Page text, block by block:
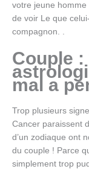
votre jeune
de voir Le que
compagnon. .
Couple
mal a
Trop plusieurs
Cancer paraissent
d’un zodiaque ont
du couple ! Parce
simplement trop